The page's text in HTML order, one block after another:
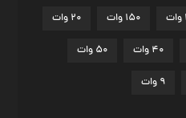
۱۵۰ وات ۲۰ وات
۴۰ وات ۵۰ وات
۹ وات